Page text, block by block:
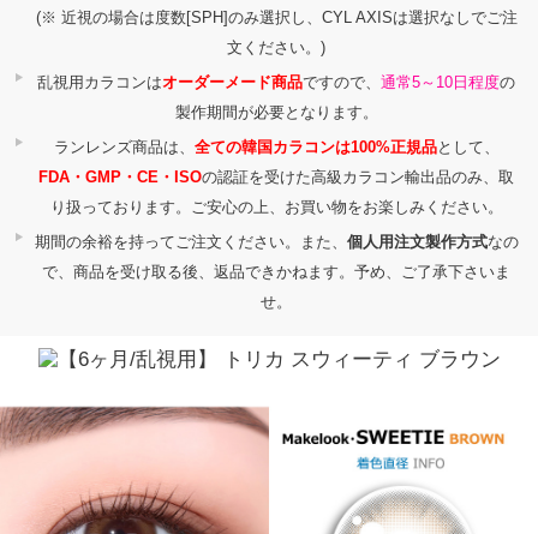
(※ 近視の場合は度数[SPH]のみ選択し、CYL AXISは選択なしでご注
文ください。)
乱視用カラコンはオーダーメード商品ですので、通常5～10日程度の
製作期間が必要となります。
ランレンズ商品は、 全ての韓国カラコンは100%正規品として、
FDA・GMP・CE・ISOの認証を受けた高級カラコン輸出品のみ、取
り扱っております。ご安心の上、お買い物をお楽しみください。
期間の余裕を持ってご注文ください。また、 個人用注文製作方式なの
で、商品を受け取る後、返品できかねます。予め、ご了承下さいま
せ。